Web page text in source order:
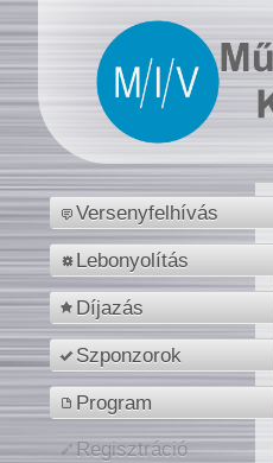
Versenyfelhívás
Lebonyolítás
Díjazás
Szponzorok
Program
Regisztráció